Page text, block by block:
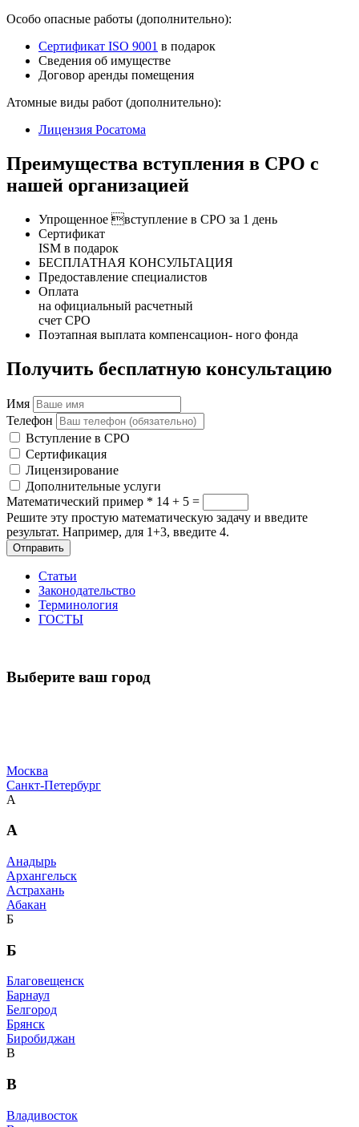
Особо опасные работы (дополнительно):
Сертификат ISO 9001 в подарок
Сведения об имуществе
Договор аренды помещения
Атомные виды работ (дополнительно):
Лицензия Росатома
Преимущества вступления в СРО с
нашей организацией
Упрощенное вступление в СРО за 1 день
Сертификат
ISM в подарок
БЕСПЛАТНАЯ КОНСУЛЬТАЦИЯ
Предоставление специалистов
Оплата
на официальный расчетный
счет СРО
Поэтапная выплата компенсацион- ного фонда
Получить бесплатную консультацию
Имя
Телефон
Вступление в СРО
Сертификация
Лицензирование
Дополнительные услуги
Математический пример * 14 + 5 =
Решите эту простую математическую задачу и введите
результат. Например, для 1+3, введите 4.
Отправить
Статьи
Законодательство
Терминология
ГОСТЫ
Выберите ваш город
Москва
Санкт-Петербург
А
А
Анадырь
Архангельск
Астрахань
Абакан
Б
Б
Благовещенск
Барнаул
Белгород
Брянск
Биробиджан
В
В
Владивосток